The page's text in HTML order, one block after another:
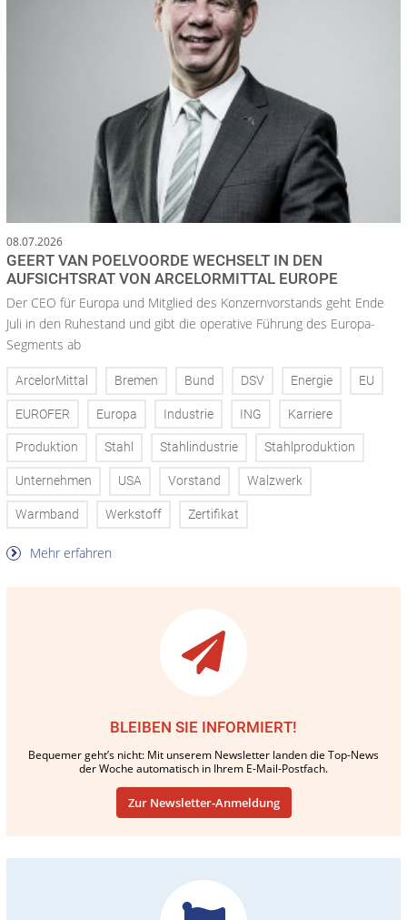
08.07.2026
GEERT VAN POELVOORDE WECHSELT IN DEN
AUFSICHTSRAT VON ARCELORMITTAL EUROPE
Der CEO für Europa und Mitglied des Konzernvorstands geht Ende
Juli in den Ruhestand und gibt die operative Führung des Europa-
Segments ab
ArcelorMittal Bremen Bund DSV Energie EU
EUROFER Europa Industrie ING Karriere
Produktion Stahl Stahlindustrie Stahlproduktion
Unternehmen USA Vorstand Walzwerk
Warmband Werkstoff Zertifikat
Mehr erfahren
BLEIBEN SIE INFORMIERT!
Bequemer geht’s nicht: Mit unserem Newsletter landen die Top-News
der Woche automatisch in Ihrem E-Mail-Postfach.
Zur Newsletter-Anmeldung